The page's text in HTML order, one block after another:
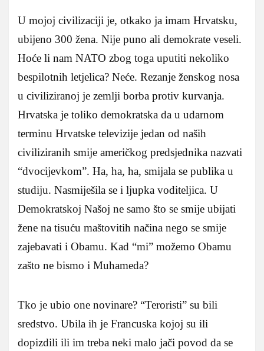
U mojoj civilizaciji je, otkako ja imam Hrvatsku,
ubijeno 300 žena. Nije puno ali demokrate veseli.
Hoće li nam NATO zbog toga uputiti nekoliko
bespilotnih letjelica? Neće. Rezanje ženskog nosa
u civiliziranoj je zemlji borba protiv kurvanja.
Hrvatska je toliko demokratska da u udarnom
terminu Hrvatske televizije jedan od naših
civiliziranih smije američkog predsjednika nazvati
“dvocijevkom”. Ha, ha, ha, smijala se publika u
studiju. Nasmiješila se i ljupka voditeljica. U
Demokratskoj Našoj ne samo što se smije ubijati
žene na tisuću maštovitih načina nego se smije
zajebavati i Obamu. Kad “mi” možemo Obamu
zašto ne bismo i Muhameda?
Tko je ubio one novinare? “Teroristi” su bili
sredstvo. Ubila ih je Francuska kojoj su ili
dopizdili ili im treba neki malo jači povod da se